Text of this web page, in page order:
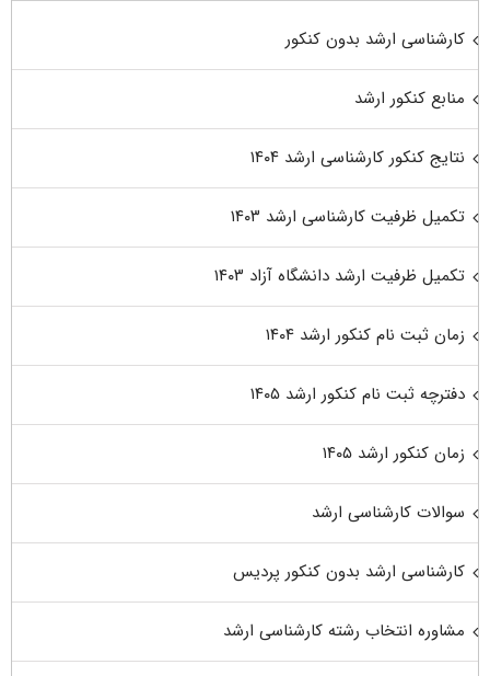
کارشناسی ارشد بدون کنکور
منابع کنکور ارشد
نتایج کنکور کارشناسی ارشد ۱۴۰۴
تکمیل ظرفیت کارشناسی ارشد ۱۴۰۳
تکمیل ظرفیت ارشد دانشگاه آزاد ۱۴۰۳
زمان ثبت نام کنکور ارشد ۱۴۰۴
دفترچه ثبت نام کنکور ارشد ۱۴۰۵
زمان کنکور ارشد ۱۴۰۵
سوالات کارشناسی ارشد
کارشناسی ارشد بدون کنکور پردیس
مشاوره انتخاب رشته کارشناسی ارشد